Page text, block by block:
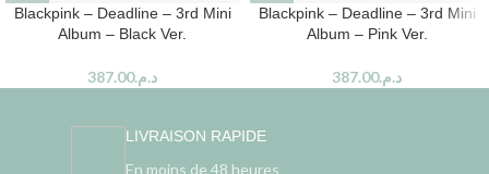
Blackpink – Deadline – 3rd Mini
Album – Black Ver.
د.م.387.00
Blackpink – Deadline – 3rd Mini
Album – Pink Ver.
د.م.387.00
LIVRAISON RAPIDE
En moins de 48 heures